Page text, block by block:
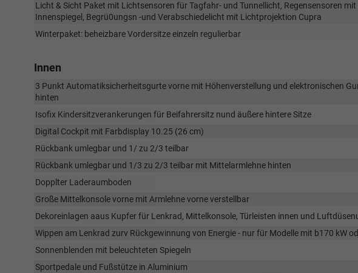
Licht & Sicht Paket mit Lichtsensoren für Tagfahr- und Tunnellicht, Regensensoren
Innenspiegel, Begrü0ungsn -und Verabschiedelicht mit Lichtprojektion Cupra
Winterpaket: beheizbare Vordersitze einzeln regulierbar
Innen
3 Punkt Automatiksicherheitsgurte vorne mit Höhenverstellung und elektronischen
hinten
Isofix Kindersitzverankerungen für Beifahrersitz nund äußere hintere Sitze
Digital Cockpit mit Farbdisplay 10.25 (26 cm)
Rückbank umlegbar und 1/ zu 2/3 teilbar
Rückbank umlegbar und 1/3 zu 2/3 teilbar mit Mittelarmlehne hinten
Dopplter Laderaumboden
Große Mittelkonsole vorne mit Armlehne vorne verstellbar
Dekoreinlagen aaus Kupfer für Lenkrad, Mittelkonsole, Türleisten innen und
Wippen am Lenkrad zurv Rückgewinnung von Energie - nur für Modelle mit b170 kW
Sonnenblenden mit beleuchteten Spiegeln
Sportpedale und Fußstütze in Aluminium